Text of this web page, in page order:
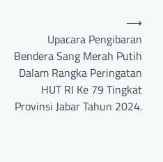
Upacara Pengibaran
Bendera Sang Merah Putih
Dalam Rangka Peringatan
HUT RI Ke 79 Tingkat
Provinsi Jabar Tahun 2024.
⟶